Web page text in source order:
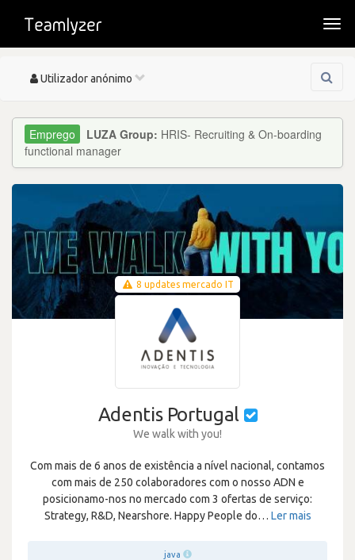
Toggle
Utilizador anónimo
LUZA Group: HRIS- Recruiting & On-boarding
functional manager
8 updates mercado IT
Adentis Portugal
We walk with you!
Com mais de 6 anos de existência a nível nacional, contamos
com mais de 250 colaboradores com o nosso ADN e
posicionamo-nos no mercado com 3 ofertas de serviço:
Strategy, R&D, Nearshore. Happy People do… Ler mais
java